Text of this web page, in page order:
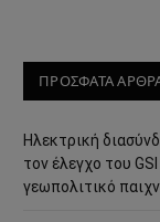
ΠΡΟΣΦΑΤΑ
Ηλεκτρική
τον έλεγχο του
γεωπολιτικό